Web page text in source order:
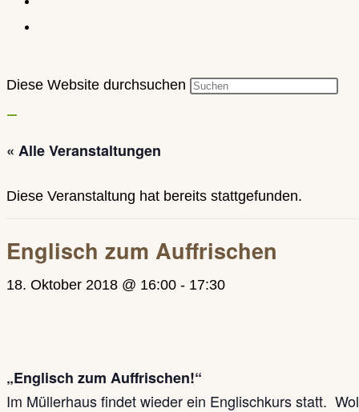
Diese Website durchsuchen
« Alle Veranstaltungen
Diese Veranstaltung hat bereits stattgefunden.
Englisch zum Auffrischen
18. Oktober 2018 @ 16:00 - 17:30
„Englisch zum Auffrischen!“
Im Müllerhaus findet wieder ein Englischkurs statt.